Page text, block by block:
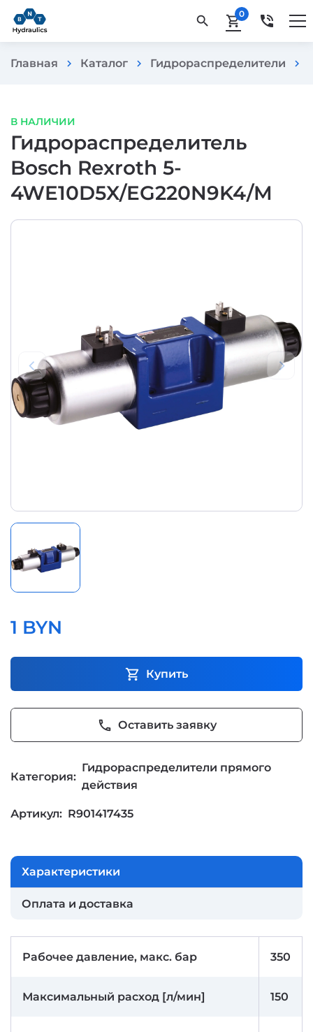
search shopping_cart0 phone_in_talk
Главная chevron_right Каталог chevron_right Гидрораспределители chevron_right
В НАЛИЧИИ
Гидрораспределитель
Bosch Rexroth 5-
4WE10D5X/EG220N9K4/M
1 BYN
shopping_cart Купить
phone Оставить заявку
Категория:
Гидрораспределители прямого
действия
Артикул: R901417435
Характеристики
Оплата и доставка
Рабочее давление, макс. бар 350
Максимальный расход [л/мин] 150